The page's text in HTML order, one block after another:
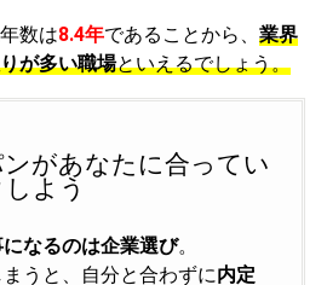
数は8.4年であることから、 業界
が多い職場といえるでしょう。
があなたに合ってい
よう
になるのは企業選び。
うと、自分と合わずに内定